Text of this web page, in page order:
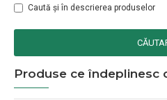
Caută și în descrierea produselor
Produse ce îndeplinesc